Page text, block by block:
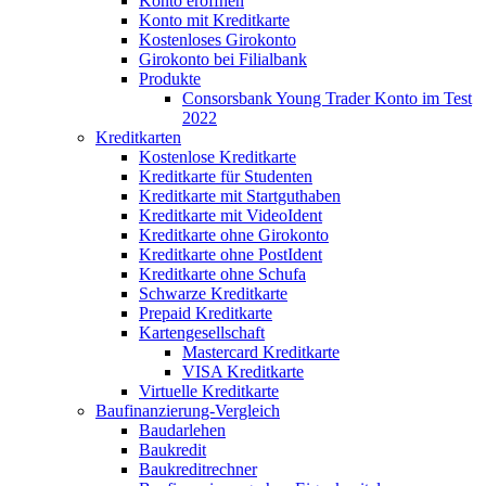
Konto mit Kreditkarte
Kostenloses Girokonto
Girokonto bei Filialbank
Produkte
Consorsbank Young Trader Konto im Test
2022
Kreditkarten
Kostenlose Kreditkarte
Kreditkarte für Studenten
Kreditkarte mit Startguthaben
Kreditkarte mit VideoIdent
Kreditkarte ohne Girokonto
Kreditkarte ohne PostIdent
Kreditkarte ohne Schufa
Schwarze Kreditkarte
Prepaid Kreditkarte
Kartengesellschaft
Mastercard Kreditkarte
VISA Kreditkarte
Virtuelle Kreditkarte
Baufinanzierung-Vergleich
Baudarlehen
Baukredit
Baukreditrechner